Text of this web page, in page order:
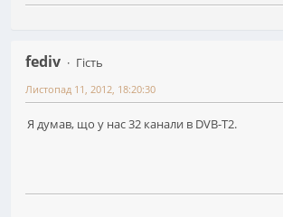
fediv
Гість
Листопад 11, 2012, 18:20:30
Я думав, що у нас 32 канали в DVB-T2.